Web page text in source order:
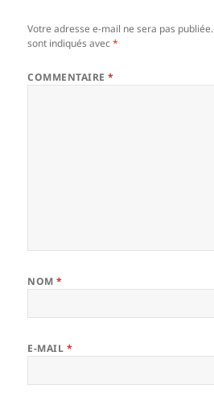
Votre adresse e-mail ne sera pas publiée.
sont indiqués avec*
COMMENTAIRE*
NOM*
E-MAIL *